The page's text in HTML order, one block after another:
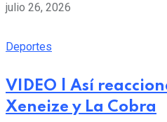
julio 26, 2026
Deportes
VIDEO | Así
Xeneize y La Cobra